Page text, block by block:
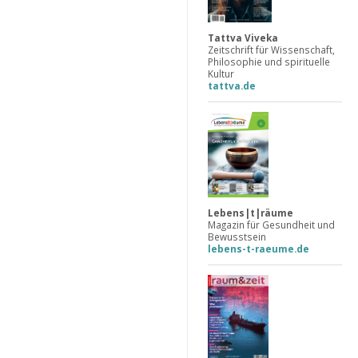
Tattva Viveka
Zeitschrift für Wissenschaft,
Philosophie und spirituelle
Kultur
tattva.de
Lebens|t|räume
Magazin für Gesundheit und
Bewusstsein
lebens-t-raeume.de